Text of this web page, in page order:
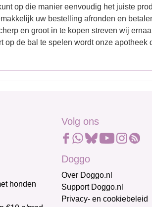
op die manier eenvoudig het juiste
uw bestelling afronden en
en groot in te kopen streven wij
op de bal te spelen wordt onze apotheek
honden
Volg ons
Doggo
Over Doggo.nl
Support Doggo.nl
Privacy- en cookiebeleid